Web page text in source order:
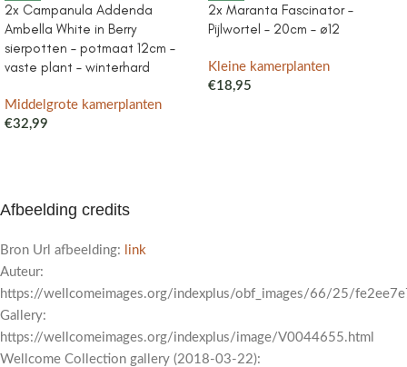
2x Campanula Addenda
Ambella White in Berry
sierpotten – potmaat 12cm –
vaste plant – winterhard
Middelgrote kamerplanten
€32,99
2x Maranta Fascinator –
Pijlwortel – 20cm – ø12
Kleine kamerplanten
€18,95
Afbeelding credits
Bron Url afbeelding:
link
Auteur:
https://wellcomeimages.org/indexplus/obf_images/66/25/
Gallery:
https://wellcomeimages.org/indexplus/image/V0044655.html
Wellcome Collection gallery (2018-03-22):